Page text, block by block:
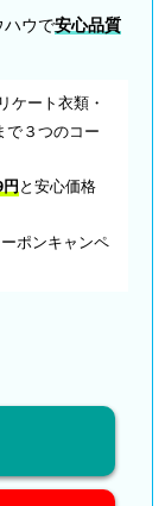
ハウで安心品質
ケート衣類・
で３つのコー
と安心価格
ポンキャンペ